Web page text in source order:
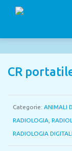
CR
Categorie: ANIMALI
RADIOLOGIA
RADIOLOGIA